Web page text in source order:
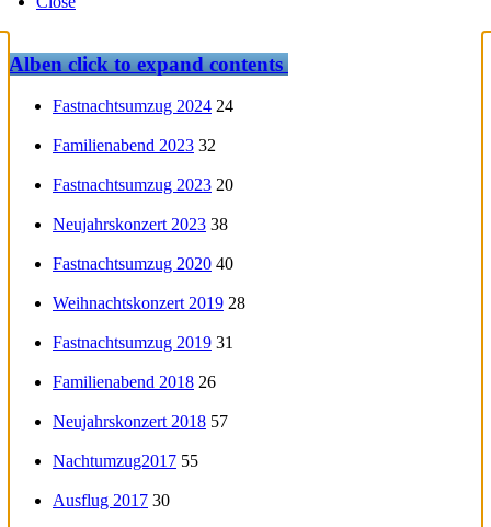
Albenclick to expand contents
Fastnachtsumzug 2024 24
Familienabend 2023 32
Fastnachtsumzug 2023 20
Neujahrskonzert 2023 38
Fastnachtsumzug 2020 40
Weihnachtskonzert 2019 28
Fastnachtsumzug 2019 31
Familienabend 2018 26
Neujahrskonzert 2018 57
Nachtumzug2017 55
Ausflug 2017 30